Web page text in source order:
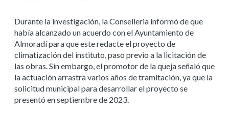
Durante la investigación, la Conselleria informó de que
había alcanzado un acuerdo con el Ayuntamiento de
Almoradí para que este redacte el proyecto de
climatización del instituto, paso previo a la licitación de
las obras. Sin embargo, el promotor de la queja señaló que
la actuación arrastra varios años de tramitación, ya que la
solicitud municipal para desarrollar el proyecto se
presentó en septiembre de 2023.